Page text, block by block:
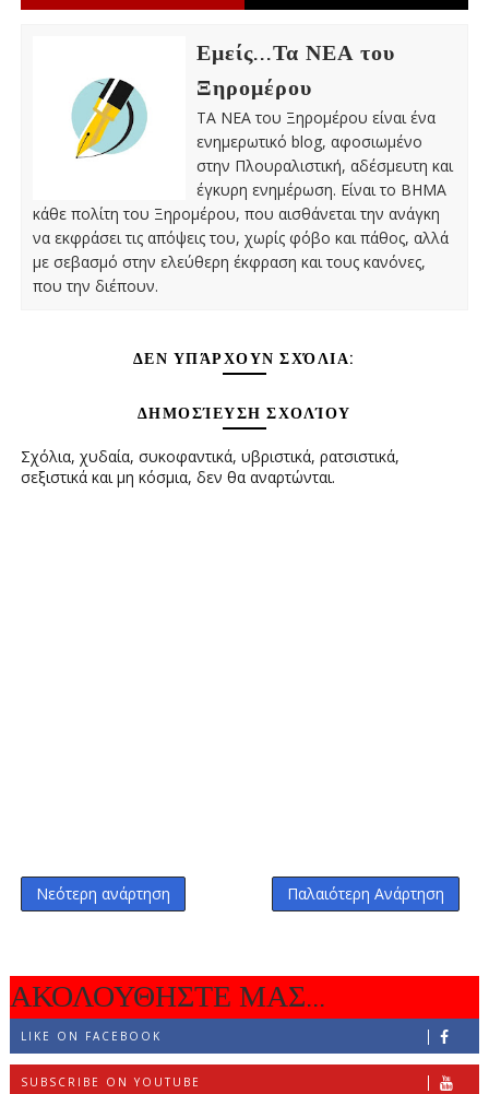
Εμείς...Τα ΝΕΑ του
Ξηρομέρου
ΤΑ ΝΕΑ του Ξηρομέρου είναι ένα
ενημερωτικό blog, αφοσιωμένο
στην Πλουραλιστική, αδέσμευτη και
έγκυρη ενημέρωση. Είναι το ΒΗΜΑ
κάθε πολίτη του Ξηρομέρου, που αισθάνεται την ανάγκη
να εκφράσει τις απόψεις του, χωρίς φόβο και πάθος, αλλά
με σεβασμό στην ελεύθερη έκφραση και τους κανόνες,
που την διέπουν.
ΔΕΝ ΥΠΆΡΧΟΥΝ ΣΧΌΛΙΑ:
ΔΗΜΟΣΊΕΥΣΗ ΣΧΟΛΊΟΥ
Σχόλια, χυδαία, συκοφαντικά, υβριστικά, ρατσιστικά,
σεξιστικά και μη κόσμια, δεν θα αναρτώνται.
Νεότερη ανάρτηση Παλαιότερη Ανάρτηση
ΑΚΟΛΟΥΘΗΣΤΕ ΜΑΣ...
LIKE ON FACEBOOK
SUBSCRIBE ON YOUTUBE